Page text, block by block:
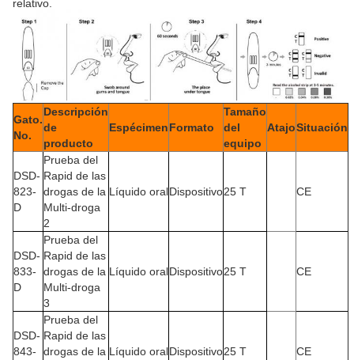
relativo.
Gato.
No.
Descripción
de
producto
EspécimenFormato
Tamaño
del
equipo
AtajoSituación
DSD-
823-
D
Prueba del
Rapid de las
drogas de la
Multi-droga
2
Líquido oralDispositivo25 T CE
DSD-
833-
D
Prueba del
Rapid de las
drogas de la
Multi-droga
3
Líquido oralDispositivo25 T CE
DSD-
843-
Prueba del
Rapid de las
drogas de la Líquido oralDispositivo25 T CE